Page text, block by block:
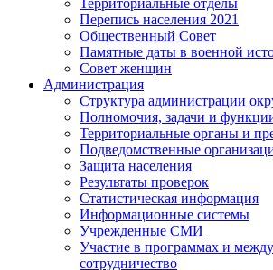
Территориальные отделы
Перепись населения 2021
Общественный Совет
Памятные даты в военной
Совет женщин
Администрация
Структура администрации
Полномочия, задачи и
Территориальные органы и
Подведомственные
Защита населения
Результаты проверок
Статистическая информация
Информационные системы
Учрежденные СМИ
Участие в программах и
сотрудничество